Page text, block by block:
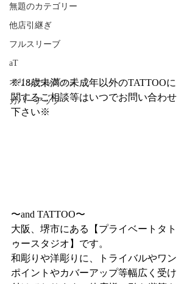
無題のカテゴリー
他店引継ぎ
フルスリーブ
aT
オリジナルグッズ
カバーアップ
※18歳未満の未成年以外のTATTOOに
関するご相談等はいつでお問い合わせ
下さい※
〜and TATTOO〜
大阪、堺市にある【プライベートタト
ゥースタジオ】です。
和彫りや洋彫りに、トライバルやワン
ポイントやカバーアップ等幅広く受け